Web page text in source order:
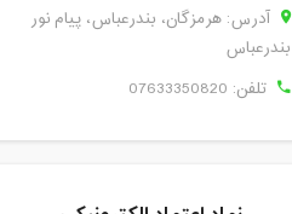
آدرس: هرمزگان، بندرعباس، پیام نور
بندرعباس
تلفن: 07633350820